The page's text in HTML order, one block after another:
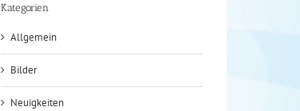
Kategorien
Allgemein
Bilder
Neuigkeiten